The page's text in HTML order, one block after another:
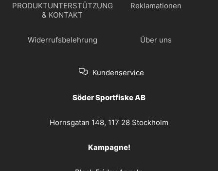
PRODUKTUNTERSTÜTZUNG
& KONTAKT
Reklamationen
Widerrufsbelehrung Über uns
Kundenservice
Söder Sportfiske AB
Hornsgatan 148, 117 28 Stockholm
Kampagne!